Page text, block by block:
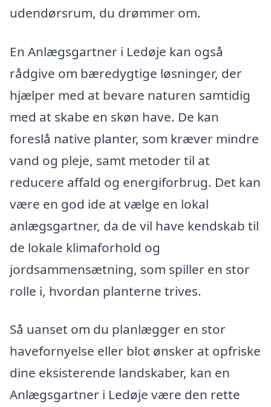
udendørsrum, du drømmer om.
En Anlægsgartner i Ledøje kan også
rådgive om bæredygtige løsninger, der
hjælper med at bevare naturen samtidig
med at skabe en skøn have. De kan
foreslå native planter, som kræver mindre
vand og pleje, samt metoder til at
reducere affald og energiforbrug. Det kan
være en god ide at vælge en lokal
anlægsgartner, da de vil have kendskab til
de lokale klimaforhold og
jordsammensætning, som spiller en stor
rolle i, hvordan planterne trives.
Så uanset om du planlægger en stor
havefornyelse eller blot ønsker at opfriske
dine eksisterende landskaber, kan en
Anlægsgartner i Ledøje være den rette